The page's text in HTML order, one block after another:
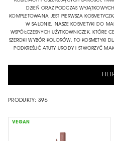
PRODUKTY: 396
VEGAN
DZIEŃ ORAZ PODCZAS
KOMPLETOWANA JEST PIERWSZA
W SALONIE, NASZE KOSMETYKI DO
WSPÓŁCZESNYCH UŻYTKOWNICZEK, KTÓRE
SZEROKI WYBÓR KOLORÓW. TO KOSMETYKI
PODKREŚLIĆ ATUTY URODY I STWORZYĆ